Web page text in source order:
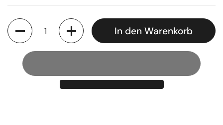
Anzahl
In den Warenkorb